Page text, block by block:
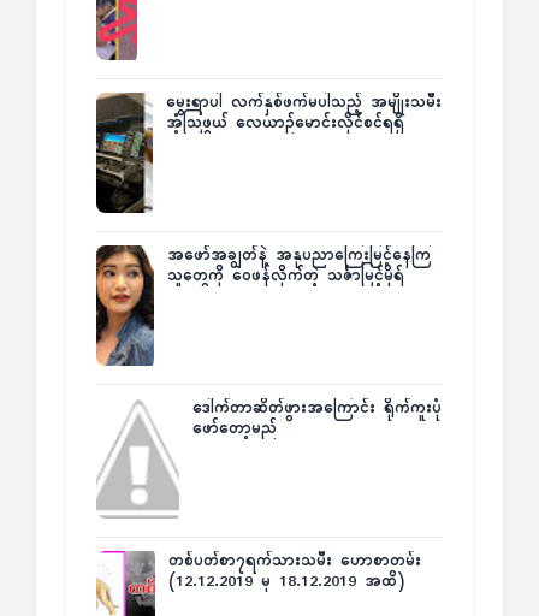
မွေးရာပါ လက်နှစ်ဖက်မပါသည့် အမျိုးသမီး
အံ့သြဖွယ် လေယာဉ်မောင်းလိုင်စင်ရရှိ
အဖော်အချွတ်နဲ့ အနုပညာကြေးမြင့်နေကြ
သူတွေကို ဝေဖန်လိုက်တဲ့ သင်္ဇာမြင့်မိုရ်
ဒေါက်တာဆိတ်ဖွားအကြောင်း ရိုက်ကူးပုံ
ဖော်တော့မည်
တစ်ပတ်စာ၇ရက်သားသမီး ဟောစာတမ်း
(12.12.2019 မှ 18.12.2019 အထိ)